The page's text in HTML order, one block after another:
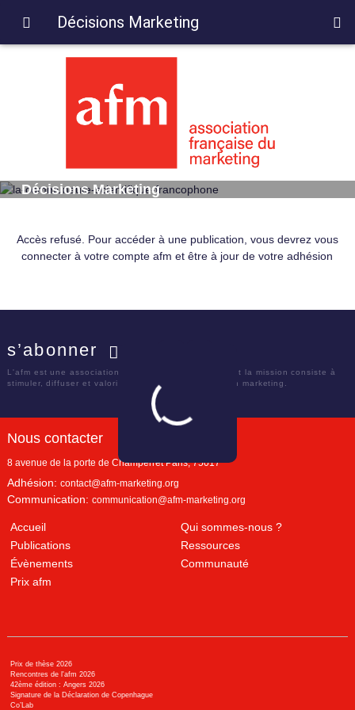
Décisions Marketing
Accès refusé. Pour accéder à une publication, vous devrez vous
connecter à votre compte afm et être à jour de votre adhésion
s’abonner
L'afm est une association académique française dont la mission consiste à
stimuler, diffuser et valoriser le savoir scientifique en marketing.
Nous contacter
8 avenue de la porte de Champerret Paris,75017
Adhésion: contact@afm-marketing.org
Communication: communication@afm-marketing.org
Accueil
Qui sommes-nous ?
Publications
Ressources
Évènements
Communauté
Prix afm
Prix de thèse 2026
Rencontres de l'afm 2026
42ème édition : Angers 2026
Signature de la Déclaration de Copenhague
Co’Lab
Décisions Marketing